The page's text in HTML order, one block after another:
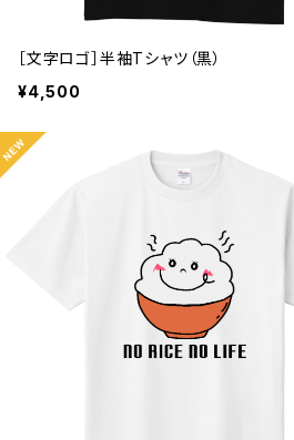
［文字ロゴ］半袖Tシャツ（黒）
¥4,500